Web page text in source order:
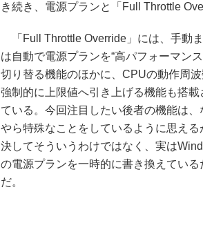
き続き、電源プランと「Full Throttle
「Full Throttle Override」には、手動
は自動で電源プランを“高パフォーマンス
切り替る機能のほかに、CPUの動作周
強制的に上限値へ引き上げる機能も搭載
ている。今回注目したい後者の機能は、
やら特殊なことをしているように思える
決してそういうわけではなく、実は
の電源プランを一時的に書き換えている
だ。